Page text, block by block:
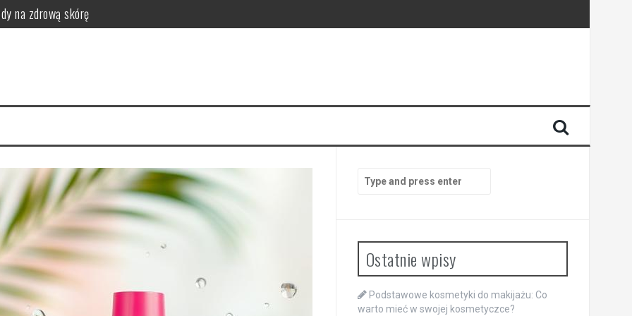
na zdrową skórę
stosowania
i jak się chronić?
mieć w swojej kosmetyczce?
for:
Ostatnie wpisy
Podstawowe kosmetyki do makijażu: Co
warto mieć w swojej kosmetyczce?